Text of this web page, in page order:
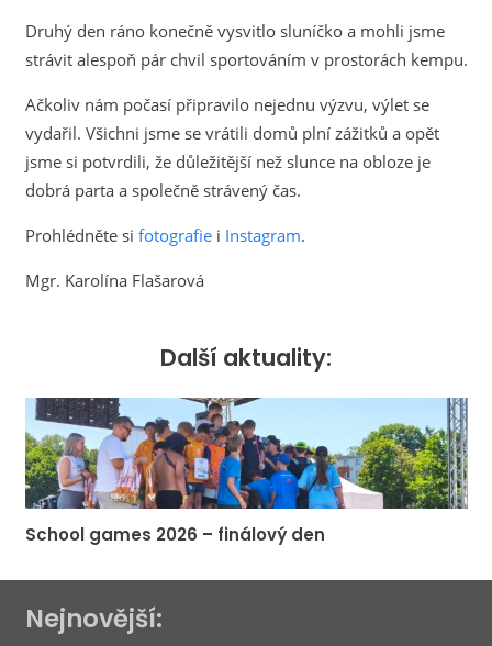
Druhý den ráno konečně vysvitlo sluníčko a mohli jsme
strávit alespoň pár chvil sportováním v prostorách kempu.
Ačkoliv nám počasí připravilo nejednu výzvu, výlet se
vydařil. Všichni jsme se vrátili domů plní zážitků a opět
jsme si potvrdili, že důležitější než slunce na obloze je
dobrá parta a společně strávený čas.
Prohlédněte si fotografiei Instagram.
Mgr. Karolína Flašarová
Další aktuality:
School games 2026 – finálový den
Nejnovější: